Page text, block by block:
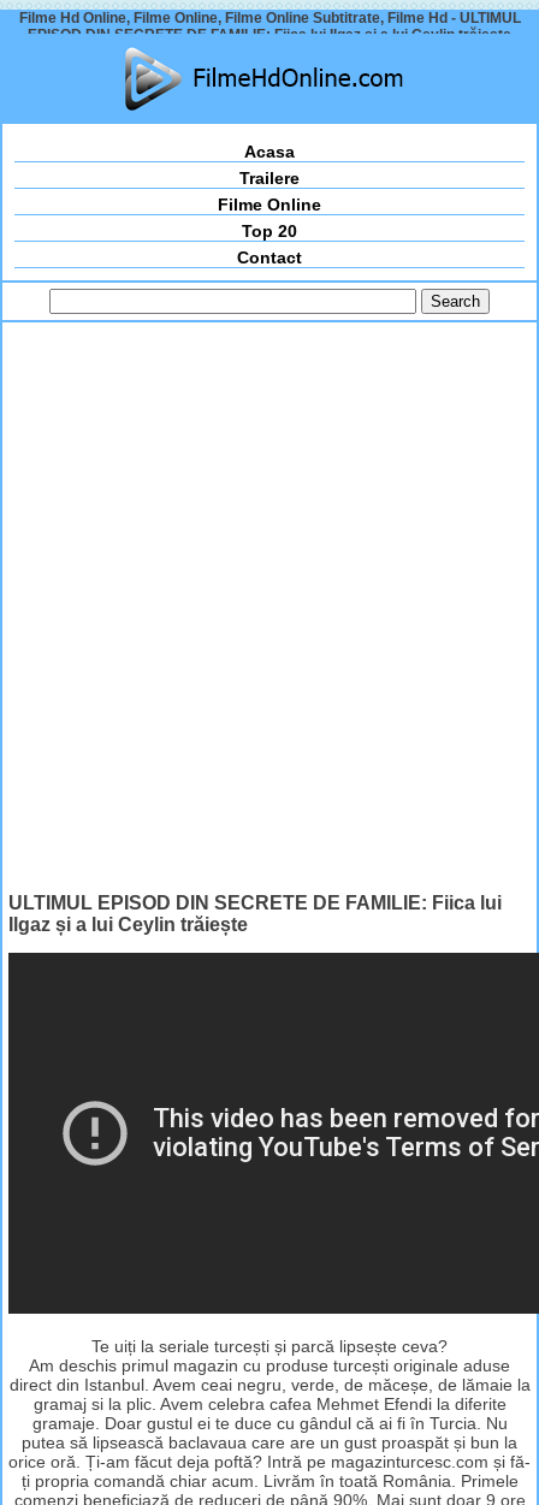
Filme Hd Online, Filme Online, Filme Online Subtitrate, Filme Hd - ULTIMUL
EPISOD DIN SECRETE DE FAMILIE: Fiica lui Ilgaz și a lui Ceylin trăiește
Acasa
Trailere
Filme Online
Top 20
Contact
ULTIMUL EPISOD DIN SECRETE DE FAMILIE: Fiica lui
Ilgaz și a lui Ceylin trăiește
Te uiți la seriale turcești și parcă lipsește ceva?
Am deschis primul magazin cu produse turcești originale aduse
direct din Istanbul. Avem ceai negru, verde, de măceșe, de lămaie la
gramaj si la plic. Avem celebra cafea Mehmet Efendi la diferite
gramaje. Doar gustul ei te duce cu gândul că ai fi în Turcia. Nu
putea să lipsească baclavaua care are un gust proaspăt și bun la
orice oră. Ți-am făcut deja poftă? Intră pe magazinturcesc.com și fă-
ți propria comandă chiar acum. Livrăm în toată România. Primele
comenzi beneficiază de reduceri de până 90%. Mai sunt doar 9 ore